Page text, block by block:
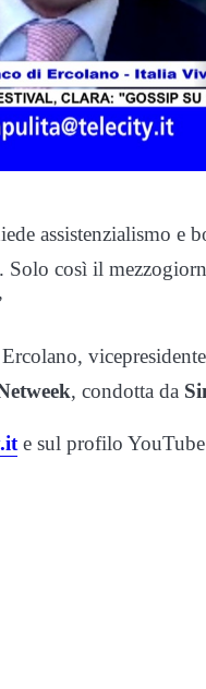
assistenzialismo e
così il
, condotta da
e sul profilo YouTube